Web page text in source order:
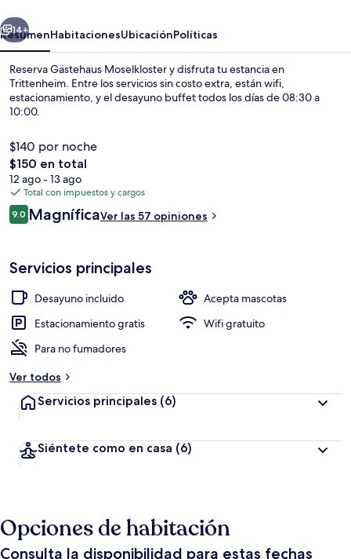
Siguiente
14+
ResumenHabitacionesUbicaciónPolíticas
Reserva Gästehaus Moselkloster y disfruta tu estancia en
Trittenheim. Entre los servicios sin costo extra, están wifi,
estacionamiento, y el desayuno buffet todos los días de 08:30 a
10:00.
$140 por noche
El
precio
total
es
de
$150 en total
12 ago - 13 ago
Total con impuestos y cargos
Opiniones
9.09.0 de 10,
MagníficaVer las 57 opiniones
Servicios principales
Desayuno incluido
Acepta mascotas
Estacionamiento gratis
Wifi gratuito
Para no fumadores
Ver todos
Servicios principales (6)
Siéntete como en casa (6)
Opciones de habitación
Consulta la disponibilidad para estas fechas